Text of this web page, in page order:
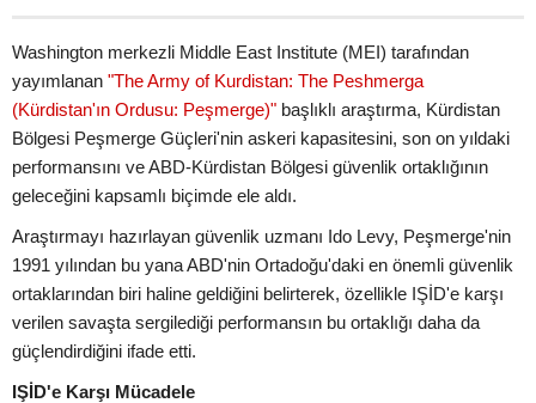
Washington merkezli Middle East Institute (MEI) tarafından
yayımlanan "The Army of Kurdistan: The Peshmerga
(Kürdistan'ın Ordusu: Peşmerge)" başlıklı araştırma, Kürdistan
Bölgesi Peşmerge Güçleri'nin askeri kapasitesini, son on yıldaki
performansını ve ABD-Kürdistan Bölgesi güvenlik ortaklığının
geleceğini kapsamlı biçimde ele aldı.
Araştırmayı hazırlayan güvenlik uzmanı Ido Levy, Peşmerge'nin
1991 yılından bu yana ABD'nin Ortadoğu'daki en önemli güvenlik
ortaklarından biri haline geldiğini belirterek, özellikle IŞİD'e karşı
verilen savaşta sergilediği performansın bu ortaklığı daha da
güçlendirdiğini ifade etti.
IŞİD'e Karşı Mücadele